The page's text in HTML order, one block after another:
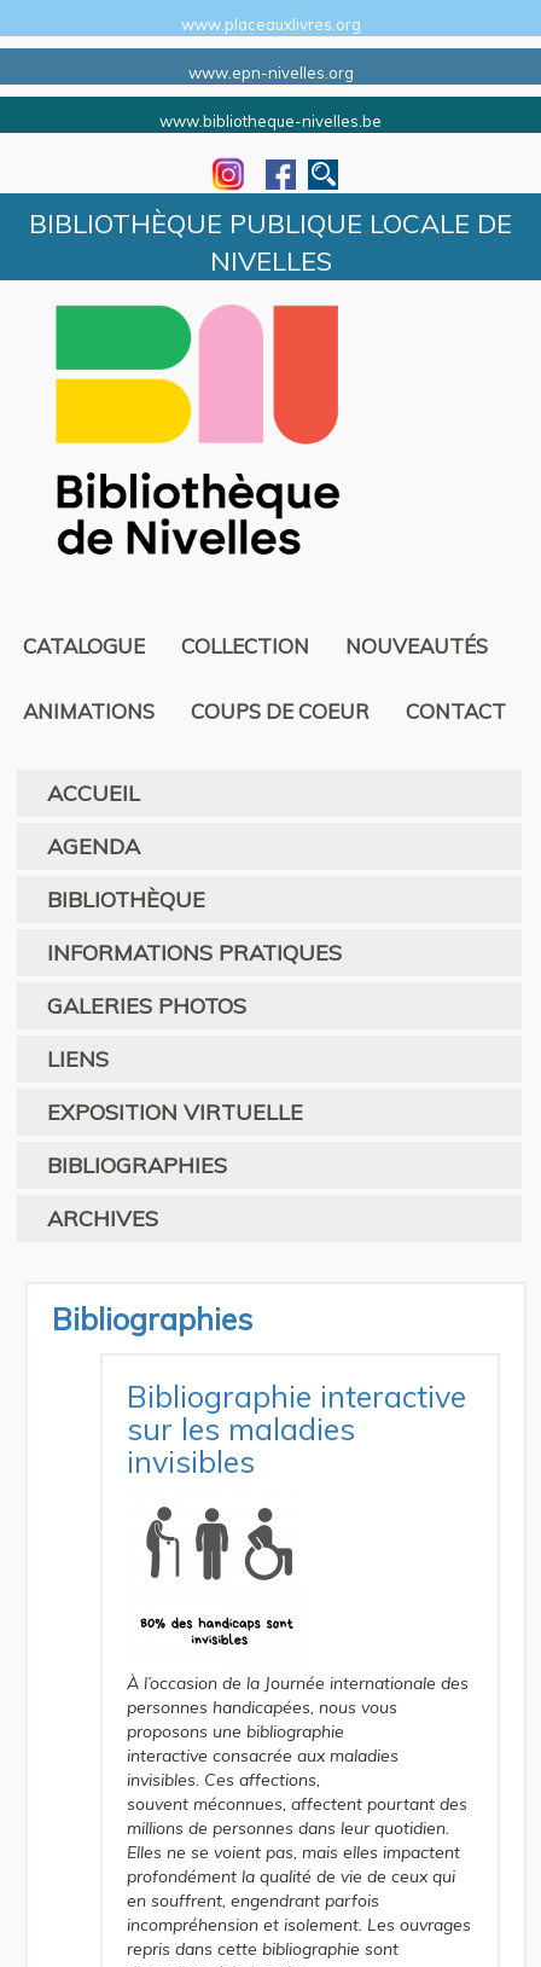
www.placeauxlivres.org
www.epn-nivelles.org
www.bibliotheque-nivelles.be
BIBLIOTHÈQUE PUBLIQUE LOCALE DE
NIVELLES
CATALOGUE COLLECTION NOUVEAUTÉS
ANIMATIONS COUPS DE COEUR CONTACT
ACCUEIL
AGENDA
BIBLIOTHÈQUE
INFORMATIONS PRATIQUES
GALERIES PHOTOS
LIENS
EXPOSITION VIRTUELLE
BIBLIOGRAPHIES
ARCHIVES
Bibliographies
Bibliographie interactive
sur les maladies
invisibles
À l’occasion de la Journée internationale des
personnes handicapées, nous vous
proposons une bibliographie
interactive consacrée aux maladies
invisibles. Ces affections,
souvent méconnues, affectent pourtant des
millions de personnes dans leur quotidien.
Elles ne se voient pas, mais elles impactent
profondément la qualité de vie de ceux qui
en souffrent, engendrant parfois
incompréhension et isolement. Les ouvrages
repris dans cette bibliographie sont